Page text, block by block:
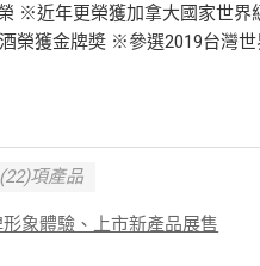
※近年更榮獲加拿大國家世
榮獲金牌奬 ※參選2019台灣
(22)項產品
象體驗、上市新產品展售